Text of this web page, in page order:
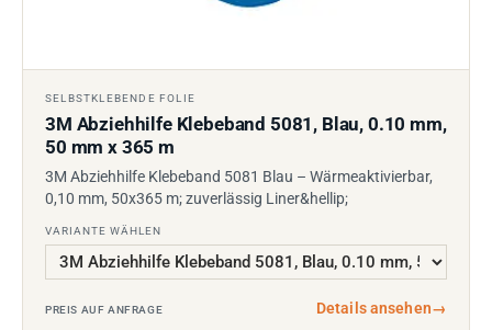
SELBSTKLEBENDE FOLIE
3M Abziehhilfe Klebeband 5081, Blau, 0.10 mm,
50 mm x 365 m
3M Abziehhilfe Klebeband 5081 Blau – Wärmeaktivierbar,
0,10 mm, 50x365 m; zuverlässig Liner&hellip;
VARIANTE WÄHLEN
PREIS AUF ANFRAGE Details ansehen→